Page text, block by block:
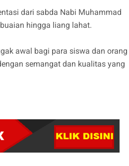
dari sabda Nabi Muhammad
hingga liang lahat.
awal bagi para siswa dan orang
semangat dan kualitas yang